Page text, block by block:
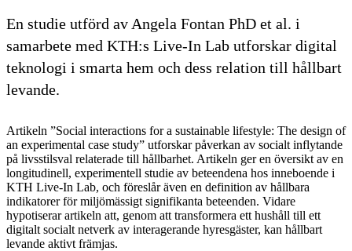
En studie utförd av Angela Fontan PhD et al. i
samarbete med KTH:s Live-In Lab utforskar digital
teknologi i smarta hem och dess relation till hållbart
levande.
Artikeln ”Social interactions for a sustainable lifestyle: The design of
an experimental case study” utforskar påverkan av socialt inflytande
på livsstilsval relaterade till hållbarhet. Artikeln ger en översikt av en
longitudinell, experimentell studie av beteendena hos inneboende i
KTH Live-In Lab, och föreslår även en definition av hållbara
indikatorer för miljömässigt signifikanta beteenden. Vidare
hypotiserar artikeln att, genom att transformera ett hushåll till ett
digitalt socialt netverk av interagerande hyresgäster, kan hållbart
levande aktivt främjas.